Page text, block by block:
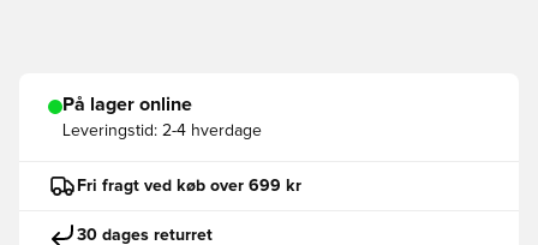
På lager online
Leveringstid: 2-4 hverdage
Fri fragt ved køb over 699 kr
30 dages returret